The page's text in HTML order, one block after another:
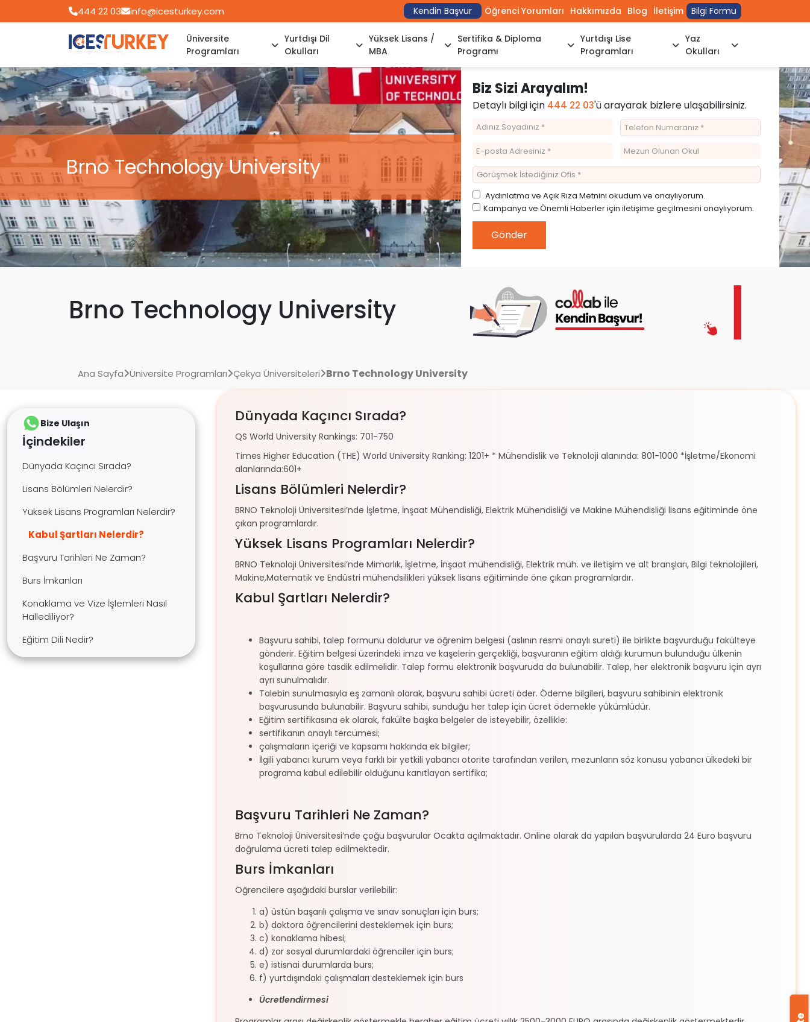
444 22 03 info@icesturkey.com Kendin Başvur Öğrenci Yorumları Hakkımızda Blog İletişim Bilgi Formu
Üniversite
Programları
Yurtdışı Dil
Okulları
Yüksek Lisans /
MBA
Sertifika & Diploma
Programı
Yurtdışı Lise
Programları
Yaz
Okulları
Brno Technology University
Biz Sizi Arayalım!
Detaylı bilgi için 444 22 03'ü arayarak bizlere ulaşabilirsiniz.
Aydınlatma ve Açık Rıza Metnini okudum ve onaylıyorum.
Kampanya ve Önemli Haberler için iletişime geçilmesini onaylıyorum.
Gönder
Brno Technology University
Ana Sayfa Üniversite Programları Çekya Üniversiteleri Brno Technology University
Bize Ulaşın
İçindekiler
Dünyada Kaçıncı Sırada?
Lisans Bölümleri Nelerdir?
Yüksek Lisans Programları Nelerdir?
Kabul Şartları Nelerdir?
Başvuru Tarihleri Ne Zaman?
Burs İmkanları
Konaklama ve Vize İşlemleri Nasıl
Hallediliyor?
Eğitim Dili Nedir?
Dünyada Kaçıncı Sırada?
QS World University Rankings: 701-750
Times Higher Education (THE) World University Ranking: 1201+ * Mühendislik ve Teknoloji alanında: 801-1000 *İşletme/Ekonomi
alanlarında:601+
Lisans Bölümleri Nelerdir?
BRNO Teknoloji Üniversitesi’nde İşletme, İnşaat Mühendisliği, Elektrik Mühendisliği ve Makine Mühendisliği lisans eğitiminde öne
çıkan programlardır.
Yüksek Lisans Programları Nelerdir?
BRNO Teknoloji Üniversitesi’nde Mimarlık, İşletme, İnşaat mühendisliği, Elektrik müh. ve iletişim ve alt branşları, Bilgi teknolojileri,
Makine,Matematik ve Endüstri mühendsilikleri yüksek lisans eğitiminde öne çıkan programlardır.
Kabul Şartları Nelerdir?
Başvuru sahibi, talep formunu doldurur ve öğrenim belgesi (aslının resmi onaylı sureti) ile birlikte başvurduğu fakülteye
gönderir. Eğitim belgesi üzerindeki imza ve kaşelerin gerçekliği, başvuranın eğitim aldığı kurumun bulunduğu ülkenin
koşullarına göre tasdik edilmelidir. Talep formu elektronik başvuruda da bulunabilir. Talep, her elektronik başvuru için ayrı
ayrı sunulmalıdır.
Talebin sunulmasıyla eş zamanlı olarak, başvuru sahibi ücreti öder. Ödeme bilgileri, başvuru sahibinin elektronik
başvurusunda bulunabilir. Başvuru sahibi, sunduğu her talep için ücret ödemekle yükümlüdür.
Eğitim sertifikasına ek olarak, fakülte başka belgeler de isteyebilir, özellikle:
sertifikanın onaylı tercümesi;
çalışmaların içeriği ve kapsamı hakkında ek bilgiler;
İlgili yabancı kurum veya farklı bir yetkili yabancı otorite tarafından verilen, mezunların söz konusu yabancı ülkedeki bir
programa kabul edilebilir olduğunu kanıtlayan sertifika;
Başvuru Tarihleri Ne Zaman?
Brno Teknoloji Üniversitesi’nde çoğu başvurular Ocakta açılmaktadır. Online olarak da yapılan başvurularda 24 Euro başvuru
doğrulama ücreti talep edilmektedir.
Burs İmkanları
Öğrencilere aşağıdaki burslar verilebilir:
a) üstün başarılı çalışma ve sınav sonuçları için burs;
b) doktora öğrencilerini desteklemek için burs;
c) konaklama hibesi;
d) zor sosyal durumlardaki öğrenciler için burs;
e) istisnai durumlarda burs;
f) yurtdışındaki çalışmaları desteklemek için burs
Ücretlendirmesi